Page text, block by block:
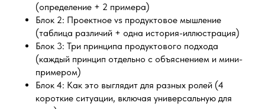
(определение + 2 примера)
Блок 2: Проектное vs продуктовое мышление
(таблица различий + одна история-иллюстрация)
Блок 3: Три принципа продуктового подхода
(каждый принцип отдельно с объяснением и мини-
примером)
Блок 4: Как это выглядит для разных ролей (4
короткие ситуации, включая универсальную для